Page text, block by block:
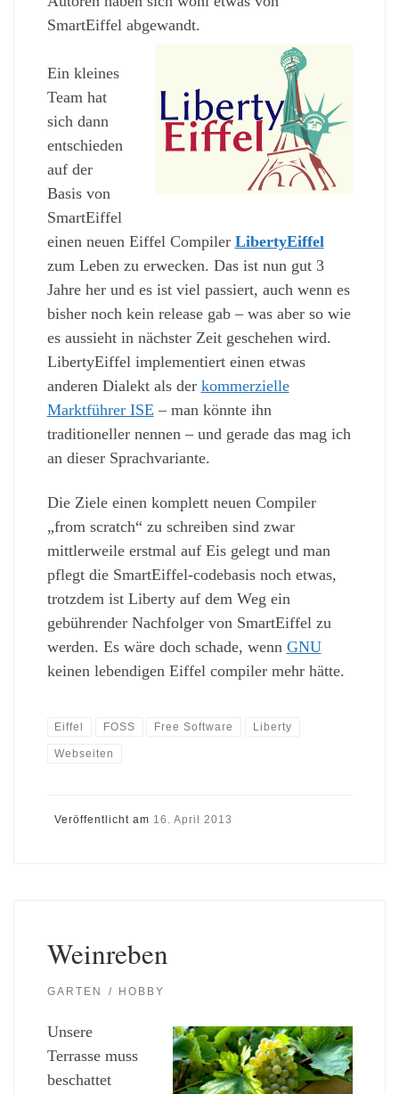
SmartEiffel abgewandt.
Ein kleines
Team hat
sich dann
entschieden
auf der
Basis von
SmartEiffel
einen neuen Eiffel Compiler LibertyEiffel
zum Leben zu erwecken. Das ist nun gut 3
Jahre her und es ist viel passiert, auch wenn es
bisher noch kein release gab – was aber so wie
es aussieht in nächster Zeit geschehen wird.
LibertyEiffel implementiert einen etwas
anderen Dialekt als der kommerzielle
Marktführer ISE – man könnte ihn
traditioneller nennen – und gerade das mag ich
an dieser Sprachvariante.
Die Ziele einen komplett neuen Compiler
„from scratch“ zu schreiben sind zwar
mittlerweile erstmal auf Eis gelegt und man
pflegt die SmartEiffel-codebasis noch etwas,
trotzdem ist Liberty auf dem Weg ein
gebührender Nachfolger von SmartEiffel zu
werden. Es wäre doch schade, wenn GNU
keinen lebendigen Eiffel compiler mehr hätte.
Eiffel FOSS Free Software Liberty
Webseiten
Veröffentlicht am 16. April 2013
Weinreben
GARTEN HOBBY
Unsere
Terrasse muss
beschattet